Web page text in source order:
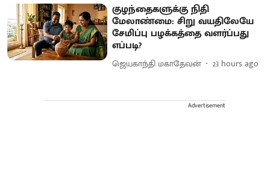
குழந்தைகளுக்கு நிதி
மேலாண்மை: சிறு வயதிலேயே
சேமிப்பு பழக்கத்தை வளர்ப்பது
எப்படி?
ஜெயகாந்தி மகாதேவன் 23 hours ago
Advertisement